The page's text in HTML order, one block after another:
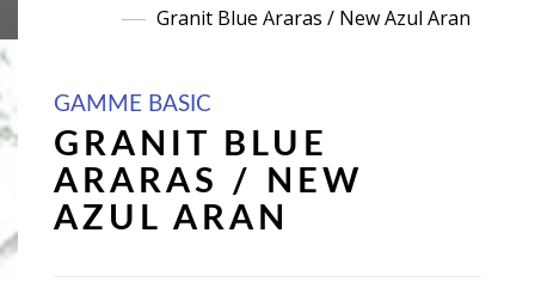
Granit Blue Araras / New Azul Aran
GAMME BASIC
GRANIT BLUE
ARARAS / NEW
AZUL ARAN